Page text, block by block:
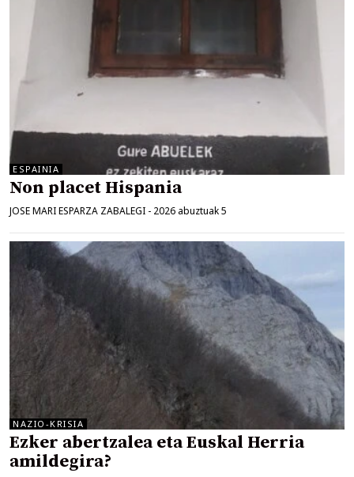
ESPAINIA
Non placet Hispania
JOSE MARI ESPARZA ZABALEGI - 2026 abuztuak 5
NAZIO-KRISIA
Ezker abertzalea eta Euskal Herria
amildegira?